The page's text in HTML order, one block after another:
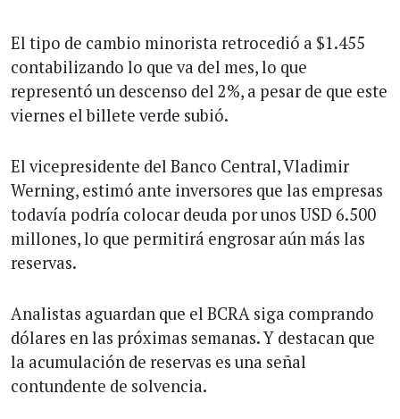
El tipo de cambio minorista retrocedió a $1.455
contabilizando lo que va del mes, lo que
representó un descenso del 2%, a pesar de que este
viernes el billete verde subió.
El vicepresidente del Banco Central, Vladimir
Werning, estimó ante inversores que las empresas
todavía podría colocar deuda por unos USD 6.500
millones, lo que permitirá engrosar aún más las
reservas.
Analistas aguardan que el BCRA siga comprando
dólares en las próximas semanas. Y destacan que
la acumulación de reservas es una señal
contundente de solvencia.